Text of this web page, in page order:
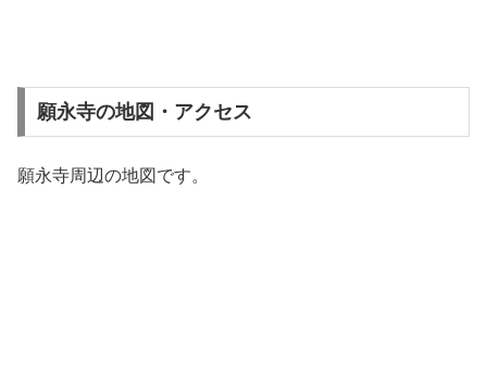
願永寺の地図・アクセス
願永寺周辺の地図です。